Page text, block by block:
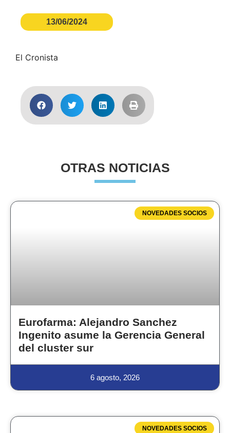
13/06/2024
El Cronista
OTRAS NOTICIAS
NOVEDADES SOCIOS
Eurofarma: Alejandro Sanchez
Ingenito asume la Gerencia General
del cluster sur
6 agosto, 2026
NOVEDADES SOCIOS